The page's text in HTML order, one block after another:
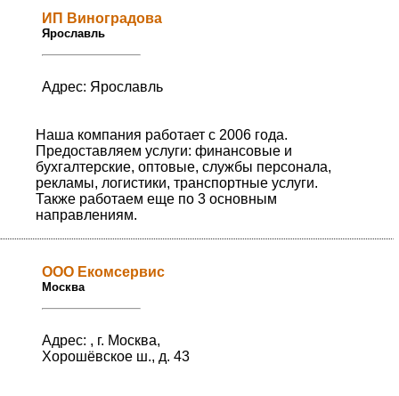
ИП Виноградова
Ярославль
Адрес: Ярославль
Наша компания работает с 2006 года.
Предоставляем услуги: финансовые и
бухгалтерские, оптовые, службы персонала,
рекламы, логистики, транспортные услуги.
Также работаем еще по 3 основным
направлениям.
ООО Екомсервис
Москва
Адрес: , г. Москва,
Хорошёвское ш., д. 43